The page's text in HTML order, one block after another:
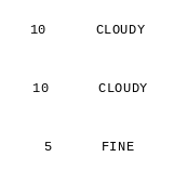
10      CLOUDY
10      CLOUDY
5      FINE